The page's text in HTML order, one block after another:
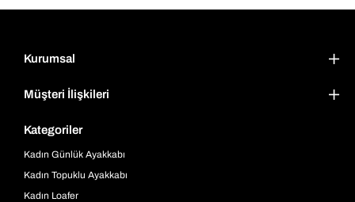
Kurumsal
Müşteri İlişkileri
Kategoriler
Kadın Günlük Ayakkabı
Kadın Topuklu Ayakkabı
Kadın Loafer